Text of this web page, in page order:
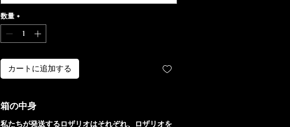
数量 *
カートに追加する
箱の中身
私たちが発送するロザリオはそれぞれ、ロザリオを